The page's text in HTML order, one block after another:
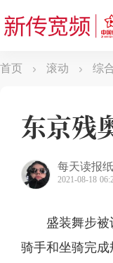
首页 滚动 综
东京残
每天读报纸
2021-08-18
盛装舞步
骑手和坐骑完